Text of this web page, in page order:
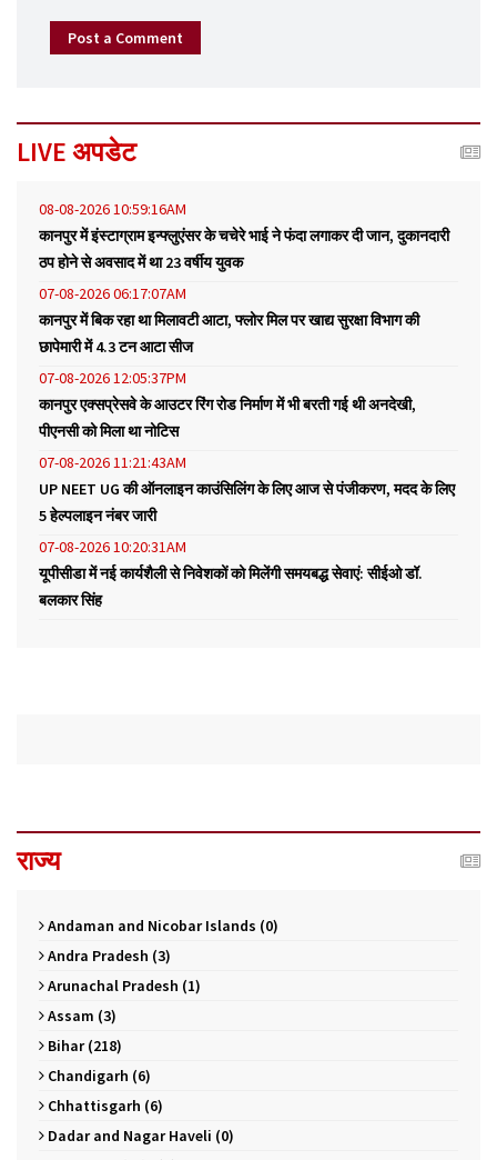
Post a Comment
LIVE अपडेट
08-08-2026 10:59:16AM
कानपुर में इंस्टाग्राम इन्फ्लुएंसर के चचेरे भाई ने फंदा लगाकर दी जान, दुकानदारी
ठप होने से अवसाद में था 23 वर्षीय युवक
07-08-2026 06:17:07AM
कानपुर में बिक रहा था मिलावटी आटा, फ्लोर मिल पर खाद्य सुरक्षा विभाग की
छापेमारी में 4.3 टन आटा सीज
07-08-2026 12:05:37PM
कानपुर एक्सप्रेसवे के आउटर रिंग रोड निर्माण में भी बरती गई थी अनदेखी,
पीएनसी को मिला था नोटिस
07-08-2026 11:21:43AM
UP NEET UG की ऑनलाइन काउंसिलिंग के लिए आज से पंजीकरण, मदद के लिए
5 हेल्पलाइन नंबर जारी
07-08-2026 10:20:31AM
यूपीसीडा में नई कार्यशैली से निवेशकों को मिलेंगी समयबद्ध सेवाएं: सीईओ डॉ.
बलकार सिंह
राज्य
Andaman and Nicobar Islands (0)
Andra Pradesh (3)
Arunachal Pradesh (1)
Assam (3)
Bihar (218)
Chandigarh (6)
Chhattisgarh (6)
Dadar and Nagar Haveli (0)